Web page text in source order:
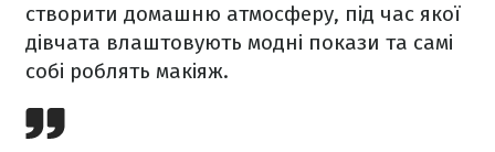
створити домашню атмосферу, під час якої
дівчата влаштовують модні покази та самі
собі роблять макіяж.